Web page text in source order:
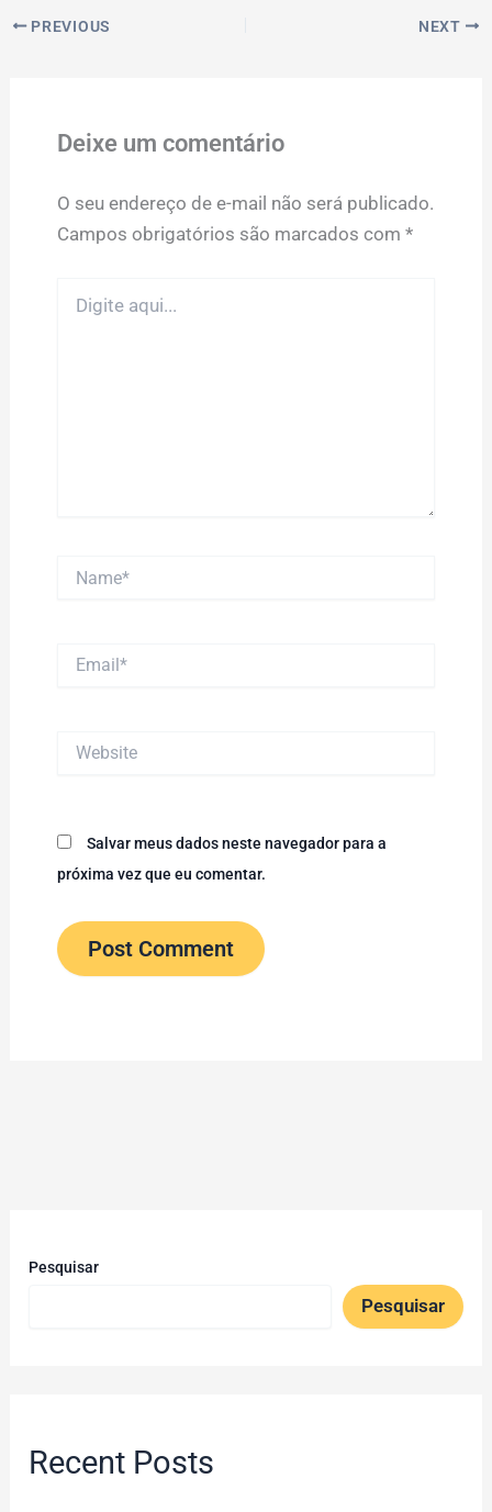
PREVIOUS NEXT
Deixe um comentário
O seu endereço de e-mail não será publicado.
Campos obrigatórios são marcados com *
aqui...
Salvar meus dados neste navegador para a
próxima vez que eu comentar.
Pesquisar
Pesquisar
Recent Posts